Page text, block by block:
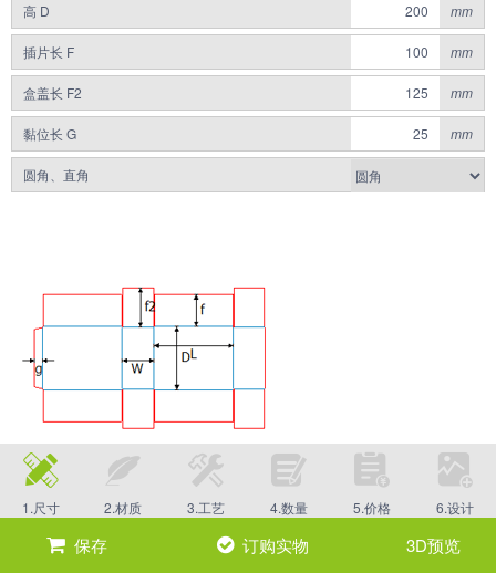
高 D mm
插片长 F mm
盒盖长 F2 mm
黏位长 G mm
圆角、直角
1.尺寸 2.材质 3.工艺 4.数量 5.价格 6.设计
保存 订购实物 3D预览